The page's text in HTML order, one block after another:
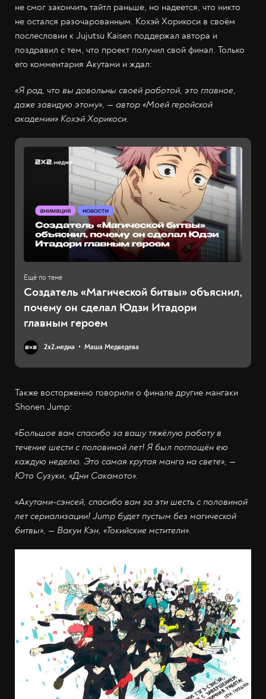
не смог закончить тайтл раньше, но надеется, что никто
не остался разочарованным. Кохэй Хорикоси в своём
послесловии к Jujutsu Kaisen поддержал автора и
поздравил с тем, что проект получил свой финал. Только
его комментария Акутами и ждал:
«Я рад, что вы довольны своей работой, это главное,
даже завидую этому», — автор «Моей геройской
академии» Кохэй Хорикоси.
Создатель «Магической битвы» объяснил,
почему он сделал Юдзи Итадори
главным героем
2х2.медиа Маша Медведева
Также восторженно говорили о финале другие мангаки
Shonen Jump:
«Большое вам спасибо за вашу тяжёлую работу в
течение шести с половиной лет! Я был поглощён ею
каждую неделю. Это самая крутая манга на свете», —
Юто Сузуки, «Дни Сакамото».
«Акутами-сэнсей, спасибо вам за эти шесть с половиной
лет сериализации! Jump будет пустым без магической
битвы», — Вакуи Кэн, «Токийские мстители».